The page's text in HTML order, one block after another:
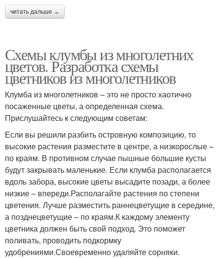
читать дальше →
Схемы клумбы из многолетних
цветов. Разработка схемы
цветников из многолетников
Клумба из многолетников – это не просто хаотично
посаженные цветы, а определенная схема.
Прислушайтесь к следующим советам:
Если вы решили разбить островную композицию, то
высокие растения разместите в центре, а низкорослые –
по краям. В противном случае пышные большие кусты
будут закрывать маленькие. Если клумба располагается
вдоль забора, высокие цветы высадите позади, а более
низкие – впереди.Располагайте растения по степени
цветения. Лучше разместить раннецветущие в середине,
а позднецветущие – по краям.К каждому элементу
цветника должен быть свой подход. Это поможет
поливать, проводить подкормку
удобрениями.Своевременно удаляйте сорняки.